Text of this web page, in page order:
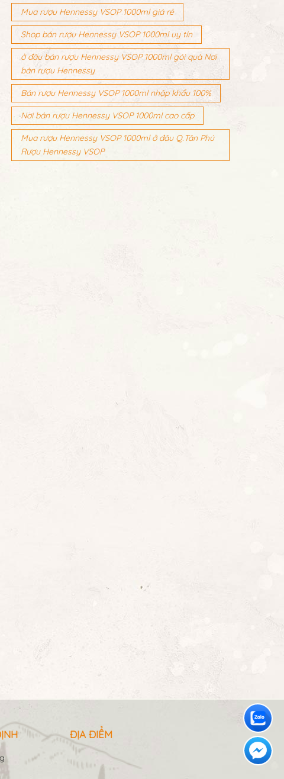
Mua rượu Hennessy VSOP 1000ml giá rẻ
Shop bán rượu Hennessy VSOP 1000ml uy tín
ở đâu bán rượu Hennessy VSOP 1000ml gói quà Nơi
bán rượu Hennessy
Bán rượu Hennessy VSOP 1000ml nhập khẩu 100%
Nơi bán rượu Hennessy VSOP 1000ml cao cấp
Mua rượu Hennessy VSOP 1000ml ở đâu Q.Tân Phú
Rượu Hennessy VSOP
ĐỊA ĐIỂM